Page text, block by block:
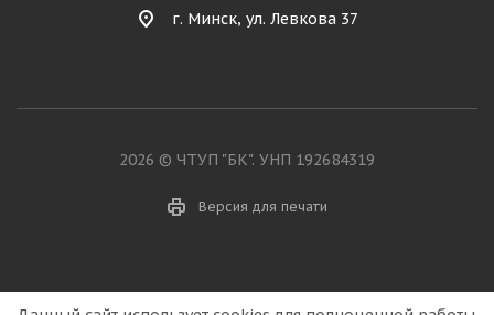
г. Минск, ул. Левкова 37
2026 © ЧТУП "БК". УНП 192684319
Версия для печати